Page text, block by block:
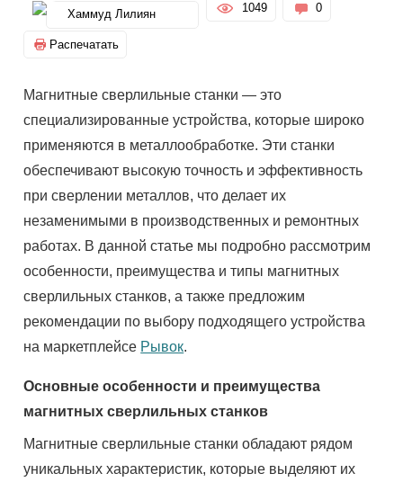
Хаммуд Лилиян 1049 0
Распечатать
Магнитные сверлильные станки — это
специализированные устройства, которые широко
применяются в металлообработке. Эти станки
обеспечивают высокую точность и эффективность
при сверлении металлов, что делает их
незаменимыми в производственных и ремонтных
работах. В данной статье мы подробно рассмотрим
особенности, преимущества и типы магнитных
сверлильных станков, а также предложим
рекомендации по выбору подходящего устройства
на маркетплейсе Рывок.
Основные особенности и преимущества
магнитных сверлильных станков
Магнитные сверлильные станки обладают рядом
уникальных характеристик, которые выделяют их